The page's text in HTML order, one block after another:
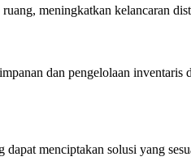
meningkatkan kelancaran
dan pengelolaan inventaris
menciptakan solusi yang